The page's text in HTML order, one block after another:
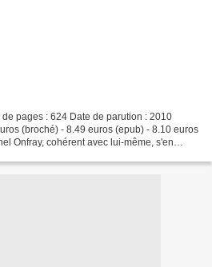
pages : 624 Date de parution : 2010
(broché) - 8.49 euros (epub) - 8.10 euros
Onfray, cohérent avec lui-même, s'en